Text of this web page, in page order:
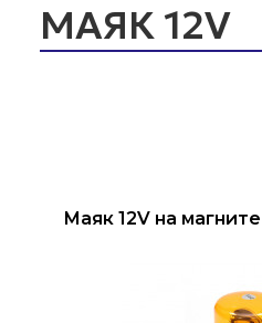
МАЯК 12V
Маяк 12V на